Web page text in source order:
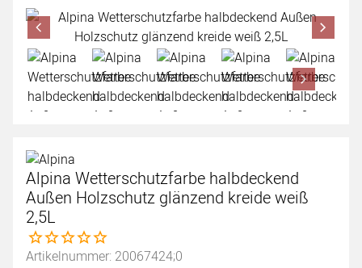
Produktgalerie
Zur Kaufbox springen
Alpina Wetterschutzfarbe halbdeckend
Außen Holzschutz glänzend kreide weiß
2,5L
Noch keine Bewertungen abgegeben
Artikelnummer: 20067424;0